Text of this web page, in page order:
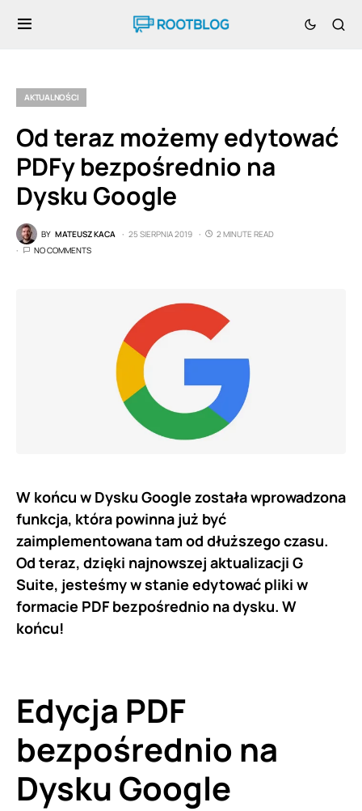
AKTUALNOŚCI
Od teraz możemy edytować
PDFy bezpośrednio na
Dysku Google
BY MATEUSZ KACA 25 SIERPNIA 2019
2 MINUTE READ
NO COMMENTS
W końcu w Dysku Google została wprowadzona
funkcja, która powinna już być
zaimplementowana tam od dłuższego czasu.
Od teraz, dzięki najnowszej aktualizacji G
Suite, jesteśmy w stanie edytować pliki w
formacie PDF bezpośrednio na dysku. W
końcu!
Edycja PDF
bezpośrednio na
Dysku Google